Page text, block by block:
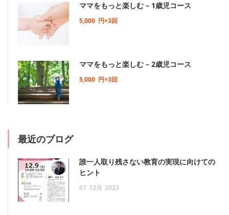
ママをもっと楽しむ – 1歳児コース
5,000 円×3回
ママをもっと楽しむ – 2歳児コース
5,000 円×3回
最近のブログ
誰一人取り残さない教育の実現に向けての
ヒント
07 12月 2023